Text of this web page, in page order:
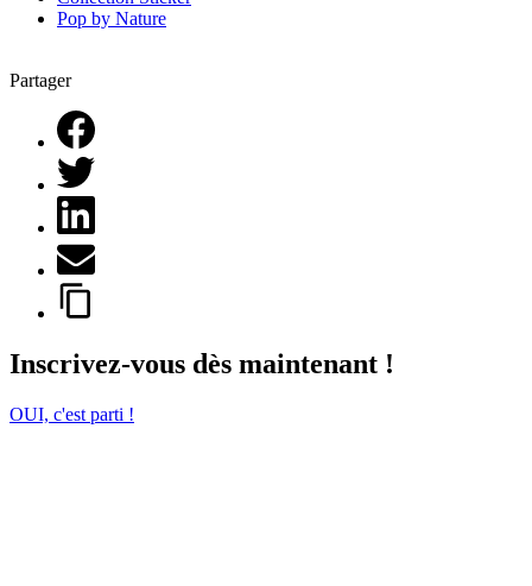
Pop by Nature
Partager
Inscrivez-vous dès maintenant !
OUI, c'est parti !